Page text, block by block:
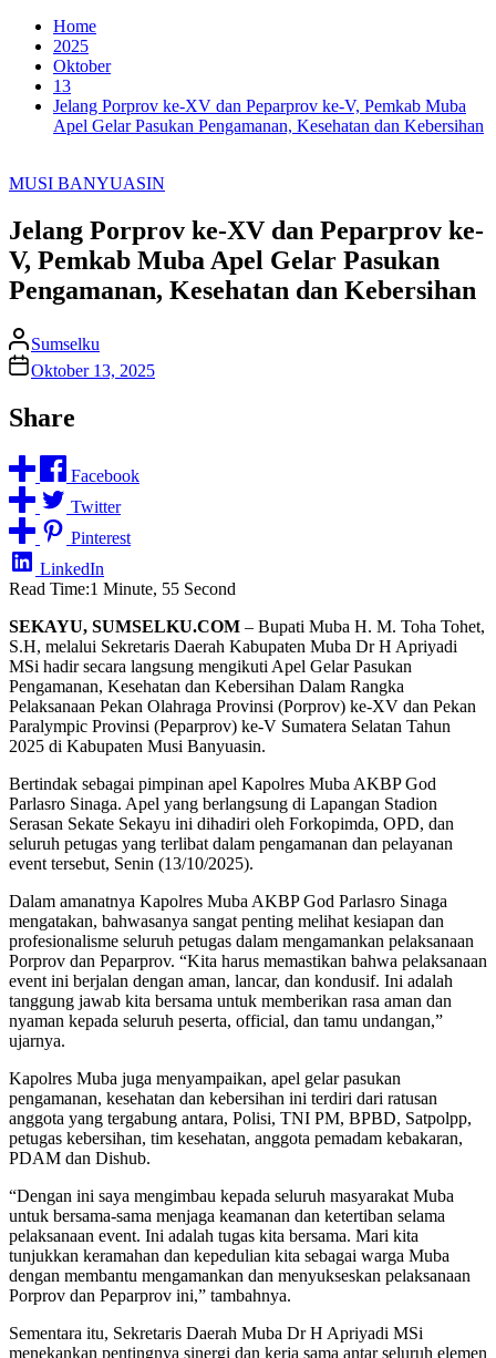
Home
2025
Oktober
13
Jelang Porprov ke-XV dan Peparprov ke-V, Pemkab Muba
Apel Gelar Pasukan Pengamanan, Kesehatan dan Kebersihan
MUSI BANYUASIN
Jelang Porprov ke-XV dan Peparprov ke-
V, Pemkab Muba Apel Gelar Pasukan
Pengamanan, Kesehatan dan Kebersihan
Sumselku
Oktober 13, 2025
Share
Facebook
Twitter
Pinterest
LinkedIn
Read Time:1 Minute, 55 Second
SEKAYU, SUMSELKU.COM – Bupati Muba H. M. Toha Tohet,
S.H, melalui Sekretaris Daerah Kabupaten Muba Dr H Apriyadi
MSi hadir secara langsung mengikuti Apel Gelar Pasukan
Pengamanan, Kesehatan dan Kebersihan Dalam Rangka
Pelaksanaan Pekan Olahraga Provinsi (Porprov) ke-XV dan Pekan
Paralympic Provinsi (Peparprov) ke-V Sumatera Selatan Tahun
2025 di Kabupaten Musi Banyuasin.
Bertindak sebagai pimpinan apel Kapolres Muba AKBP God
Parlasro Sinaga. Apel yang berlangsung di Lapangan Stadion
Serasan Sekate Sekayu ini dihadiri oleh Forkopimda, OPD, dan
seluruh petugas yang terlibat dalam pengamanan dan pelayanan
event tersebut, Senin (13/10/2025).
Dalam amanatnya Kapolres Muba AKBP God Parlasro Sinaga
mengatakan, bahwasanya sangat penting melihat kesiapan dan
profesionalisme seluruh petugas dalam mengamankan pelaksanaan
Porprov dan Peparprov. “Kita harus memastikan bahwa pelaksanaan
event ini berjalan dengan aman, lancar, dan kondusif. Ini adalah
tanggung jawab kita bersama untuk memberikan rasa aman dan
nyaman kepada seluruh peserta, official, dan tamu undangan,”
ujarnya.
Kapolres Muba juga menyampaikan, apel gelar pasukan
pengamanan, kesehatan dan kebersihan ini terdiri dari ratusan
anggota yang tergabung antara, Polisi, TNI PM, BPBD, Satpolpp,
petugas kebersihan, tim kesehatan, anggota pemadam kebakaran,
PDAM dan Dishub.
“Dengan ini saya mengimbau kepada seluruh masyarakat Muba
untuk bersama-sama menjaga keamanan dan ketertiban selama
pelaksanaan event. Ini adalah tugas kita bersama. Mari kita
tunjukkan keramahan dan kepedulian kita sebagai warga Muba
dengan membantu mengamankan dan menyukseskan pelaksanaan
Porprov dan Peparprov ini,” tambahnya.
Sementara itu, Sekretaris Daerah Muba Dr H Apriyadi MSi
menekankan pentingnya sinergi dan kerja sama antar seluruh elemen